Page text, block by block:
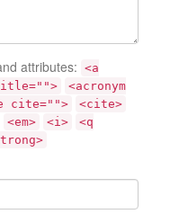
attributes: <a
<acronym
cite="">
<cite>
<em> <i>
<q